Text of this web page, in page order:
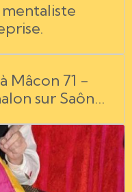
Mâcon 71 -
sur Saône
39